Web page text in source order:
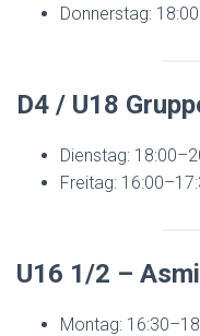
Donnerstag:
D4 / U18
Dienstag:
Freitag:
U16 1/2 –
Montag: